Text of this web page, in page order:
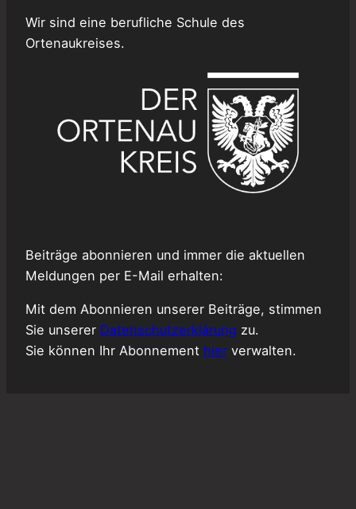
Wir sind eine berufliche Schule des
Ortenaukreises.
Beiträge abonnieren und immer die aktuellen
Meldungen per E-Mail erhalten:
Mit dem Abonnieren unserer Beiträge, stimmen
Sie unserer Datenschutzerklärung zu.
Sie können Ihr Abonnement hier verwalten.